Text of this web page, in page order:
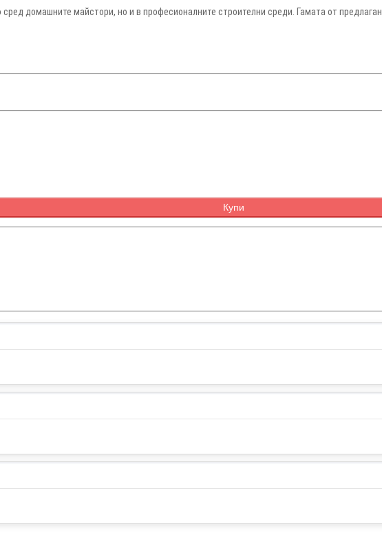
домашните майстори, но и в професионалните строителни среди. Гамата от
Купи